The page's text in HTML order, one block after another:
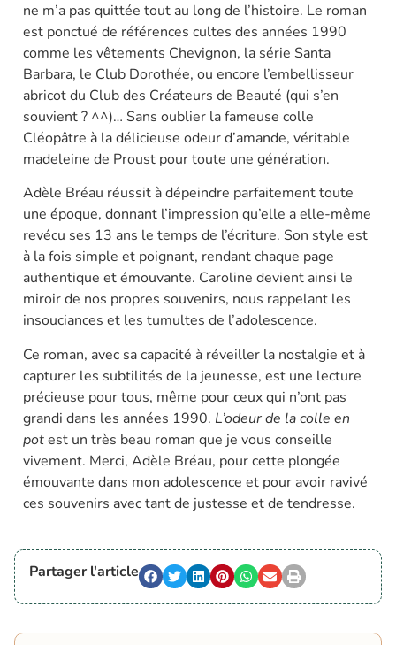
ne m’a pas quittée tout au long de l’histoire. Le roman
est ponctué de références cultes des années 1990
comme les vêtements Chevignon, la série Santa
Barbara, le Club Dorothée, ou encore l’embellisseur
abricot du Club des Créateurs de Beauté (qui s’en
souvient ? ^^)… Sans oublier la fameuse colle
Cléopâtre à la délicieuse odeur d’amande, véritable
madeleine de Proust pour toute une génération.
Adèle Bréau réussit à dépeindre parfaitement toute
une époque, donnant l’impression qu’elle a elle-même
revécu ses 13 ans le temps de l’écriture. Son style est
à la fois simple et poignant, rendant chaque page
authentique et émouvante. Caroline devient ainsi le
miroir de nos propres souvenirs, nous rappelant les
insouciances et les tumultes de l’adolescence.
Ce roman, avec sa capacité à réveiller la nostalgie et à
capturer les subtilités de la jeunesse, est une lecture
précieuse pour tous, même pour ceux qui n’ont pas
grandi dans les années 1990. L’odeur de la colle en
potest un très beau roman que je vous conseille
vivement. Merci, Adèle Bréau, pour cette plongée
émouvante dans mon adolescence et pour avoir ravivé
ces souvenirs avec tant de justesse et de tendresse.
Partager l'article